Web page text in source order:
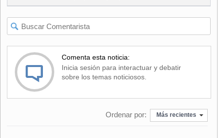
Comenta esta noticia:
Inicia sesión para interactuar y debatir
sobre los temas noticiosos.
Ordenar por: Más recientes